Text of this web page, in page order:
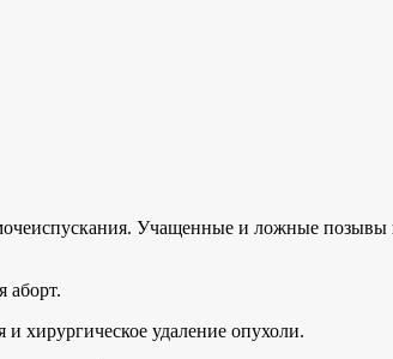
Учащенные и ложные позывы
аборт.
хирургическое удаление опухоли.